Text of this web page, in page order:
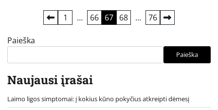
puslapiavimas
1 … 66 67 68 … 76
Paieška
Paieška
Naujausi įrašai
Laimo ligos simptomai: į kokius kūno pokyčius atkreipti dėmesį